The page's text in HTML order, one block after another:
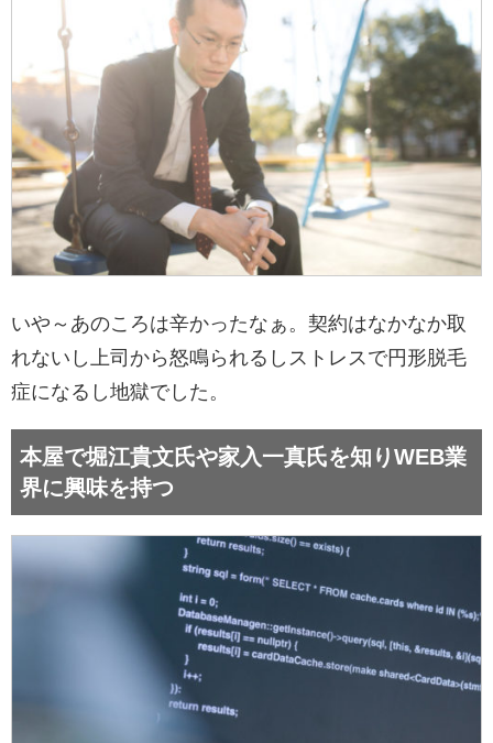
いや～あのころは辛かったなぁ。契約はなかなか取
れないし上司から怒鳴られるしストレスで円形脱毛
症になるし地獄でした。
本屋で堀江貴文氏や家入一真氏を知りWEB業
界に興味を持つ